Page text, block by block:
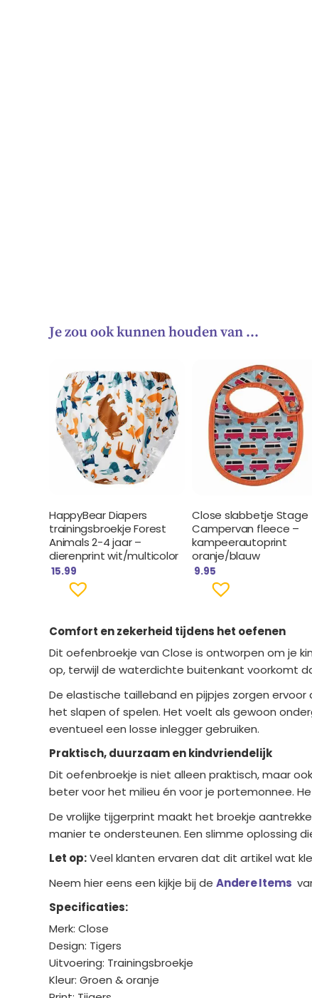
Je zou ook kunnen houden van …
HappyBear Diapers
trainingsbroekje Forest
Animals 2-4 jaar –
dierenprint wit/multicolor
15.99
Close slabbetje Stage
Campervan fleece –
kampeerautoprint
oranje/blauw
9.95
Comfort en zekerheid tijdens het oefenen
Dit oefenbroekje van Close is ontworpen om je
op, terwijl de waterdichte buitenkant voorkomt
De elastische tailleband en pijpjes zorgen
het slapen of spelen. Het voelt als gewoon
eventueel een losse inlegger gebruiken.
Praktisch, duurzaam en kindvriendelijk
Dit oefenbroekje is niet alleen praktisch, maar
beter voor het milieu én voor je portemonnee.
De vrolijke tijgerprint maakt het broekje
manier te ondersteunen. Een slimme oplossing
Let op:Veel klanten ervaren dat dit artikel wat
Neem hier eens een kijkje bij deAndere Items
Specificaties:
Merk: Close
Design: Tigers
Uitvoering: Trainingsbroekje
Kleur: Groen & oranje